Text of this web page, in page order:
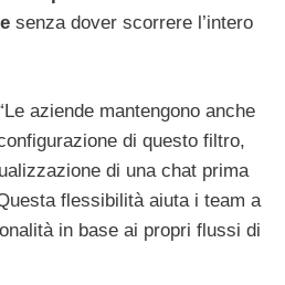
senza dover scorrere l’intero
aziende mantengono anche
di questo filtro,
di una chat prima
flessibilità aiuta i team a
in base ai propri flussi di